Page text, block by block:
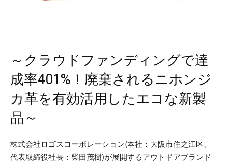
～クラウドファンディングで達
成率401%！廃棄されるニホンジ
カ革を有効活用したエコな新製
品～
株式会社ロゴスコーポレーション(本社：大阪市住之江区、
代表取締役社長：柴田茂樹)が展開するアウトドアブランド